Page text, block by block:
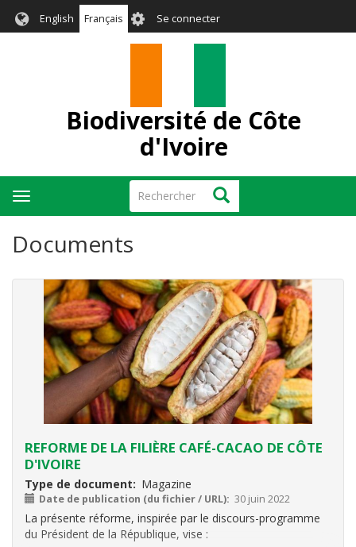
English Français User
account
Se connecter
Biodiversité de Côte
d'Ivoire
Rechercher Rechercher
Toggle
navigation
Documents
REFORME DE LA FILIÈRE CAFÉ-CACAO DE CÔTE
D'IVOIRE
Type de document Magazine
Date de publication (du fichier / URL) 30 juin 2022
La présente réforme, inspirée par le discours-programme
du Président de la République, vise :